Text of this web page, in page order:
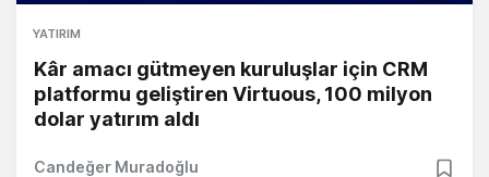
YATIRIM
Kâr amacı gütmeyen kuruluşlar için CRM
platformu geliştiren Virtuous, 100 milyon
dolar yatırım aldı
Candeğer Muradoğlu